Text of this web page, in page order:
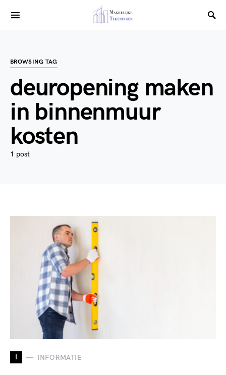
BROWSING TAG
deuropening maken
in binnenmuur
kosten
1 post
I INFORMATIE